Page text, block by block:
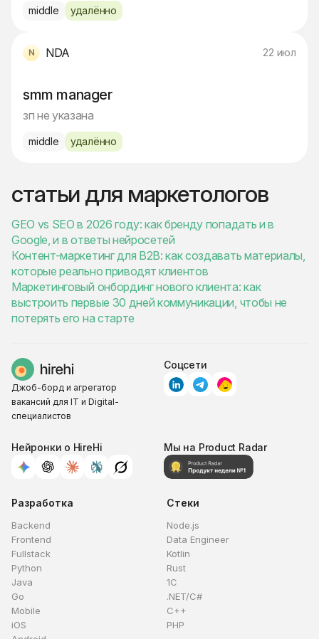
middle удалённо
NDA 22 июл
smm manager
зп не указана
middle удалённо
статьи для маркетологов
GEO vs SEO в 2026 году: как бренду попадать и в
Google, и в ответы нейросетей
Контент-маркетинг для B2B: как создавать материалы,
которые реально приводят клиентов
Маркетинговый онбординг нового клиента: как
выстроить первые 30 дней коммуникации, чтобы не
потерять его на старте
Джоб-борд и агрегатор
вакансий для IT и Digital-
специалистов
Соцсети
Нейронки о HireHi Мы на Product Radar
Разработка
Backend
Frontend
Fullstack
Python
Java
Go
Mobile
iOS
Стеки
Node.js
Data Engineer
Kotlin
Rust
1C
.NET/C#
C++
PHP